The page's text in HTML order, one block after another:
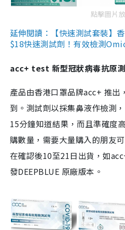
點擊圖片
延伸閱讀：【快速測試套裝】
$18快速測試劑！有效檢測
acc+ test 新型冠狀病毒抗原
產品由香港口罩品牌acc+ 推出
到。測試劑以採集鼻液作檢測
15分鐘知道結果，而且準確度
購數量，需要大量購入的朋友
在確認後10至21日出貨，如
發DEEPBLUE 原廠版本。